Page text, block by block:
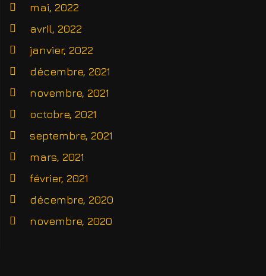
mai, 2022
avril, 2022
janvier, 2022
décembre, 2021
novembre, 2021
octobre, 2021
septembre, 2021
mars, 2021
février, 2021
décembre, 2020
novembre, 2020